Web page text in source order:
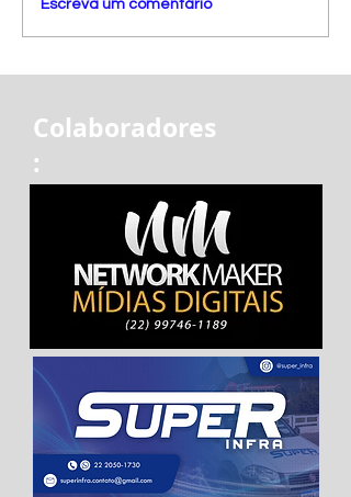
Escreva um comentário
Colaboradores
: